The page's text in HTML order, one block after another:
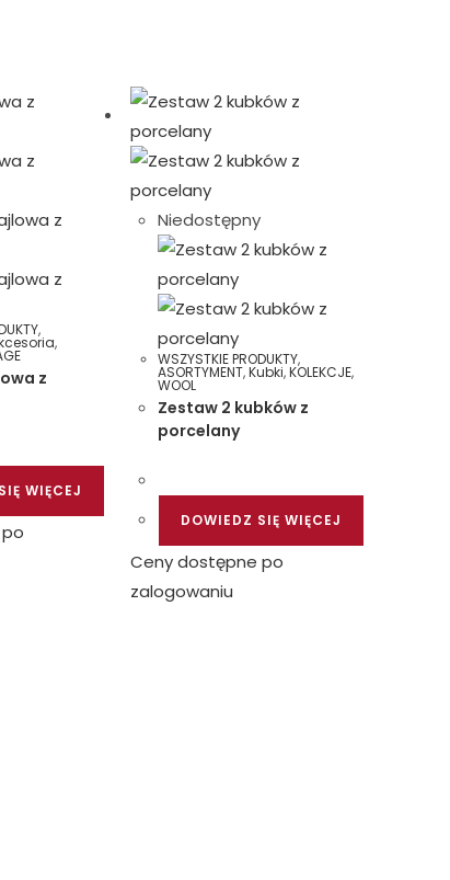
,
,
z
WIĘCEJ
Niedostępny
WSZYSTKIE PRODUKTY,
ASORTYMENT,Kubki,KOLEKCJE,
WOOL
Zestaw 2 kubków z
porcelany
DOWIEDZ SIĘ WIĘCEJ
Ceny dostępne po
zalogowaniu